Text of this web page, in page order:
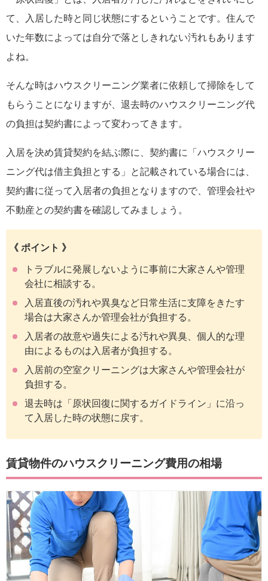
て、入居した時と同じ状態にするということです。住んで
いた年数によっては自分で落としきれない汚れもあります
よね。
そんな時はハウスクリーニング業者に依頼して掃除をして
もらうことになりますが、退去時のハウスクリーニング代
の負担は契約書によって変わってきます。
入居を決め賃貸契約を結ぶ際に、契約書に「ハウスクリー
ニング代は借主負担とする」と記載されている場合には、
契約書に従って入居者の負担となりますので、管理会社や
不動産との契約書を確認してみましょう。
《 ポイント 》
トラブルに発展しないように事前に大家さんや管理
会社に相談する。
入居直後の汚れや異臭など日常生活に支障をきたす
場合は大家さんか管理会社が負担する。
入居者の故意や過失による汚れや異臭、個人的な理
由によるものは入居者が負担する。
入居前の空室クリーニングは大家さんや管理会社が
負担する。
退去時は「原状回復に関するガイドライン」に沿っ
て入居した時の状態に戻す。
賃貸物件のハウスクリーニング費用の相場